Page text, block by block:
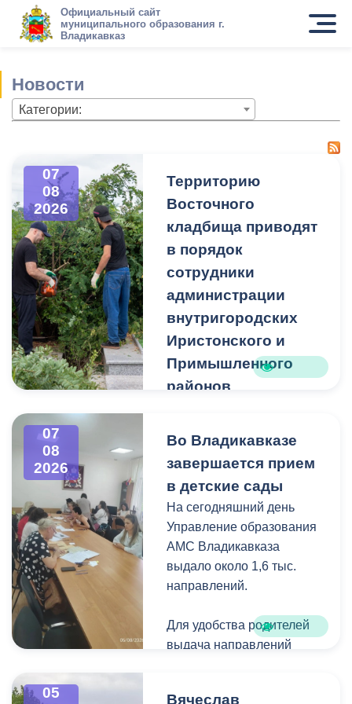
Официальный сайт
муниципального образования г.
Владикавказ
Новости
Категории:
07
08
2026
Территорию
Восточного
кладбища приводят
в порядок
сотрудники
администрации
внутригородских
Иристонского и
Примышленного
районов
загущения территории
дикорастущими
деревьями,
муниципальные служащие
с утра косят, пилят
поросль между
захоронениями и
собирают скошенную
07
08
2026
Во Владикавказе
завершается прием
в детские сады
На сегодняшний день
Управление образования
АМС Владикавказа
выдало около 1,6 тыс.
направлений.
Для удобства родителей
выдача направлений
05
Вячеслав